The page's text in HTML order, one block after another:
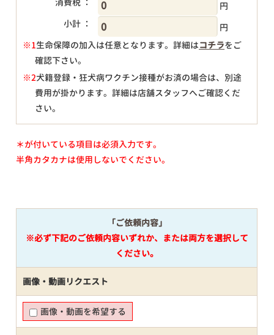
円
小計 ：
円
※1生命保障の加入は任意となります。詳細はコチラをご
確認下さい。
※2犬籍登録・狂犬病ワクチン接種がお済の場合は、別途
費用が掛かります。詳細は店舗スタッフへご確認くだ
さい。
＊が付いている項目は必須入力です。
半角カタカナは使用しないでください。
「ご依頼内容」
※必ず下記のご依頼内容いずれか、または両方を選択して
ください。
画像・動画リクエスト
画像・動画を希望する